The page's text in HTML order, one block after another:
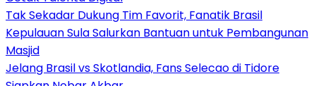
Tak Sekadar Dukung Tim Favorit, Fanatik Brasil
Kepulauan Sula Salurkan Bantuan untuk Pembangunan
Masjid
Jelang Brasil vs Skotlandia, Fans Selecao di Tidore